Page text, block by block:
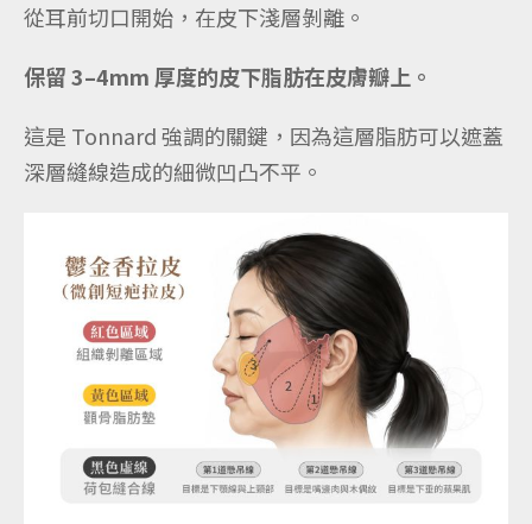
從耳前切口開始，在皮下淺層剝離。
保留 3–4mm 厚度的皮下脂肪在皮膚瓣上。
這是 Tonnard 強調的關鍵，因為這層脂肪可以遮蓋
深層縫線造成的細微凹凸不平。